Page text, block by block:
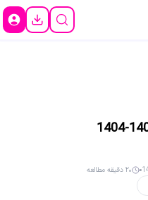
۲۰ دقیقه مطالعه